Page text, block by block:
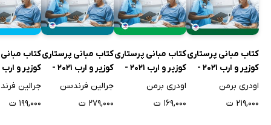
کتاب مبانی پرستاری
کوزیر و ارب 2021 -
جلد اول
اودری برمن
۲۱۹,۰۰۰ ت
کتاب مبانی پرستاری
کوزیر و ارب 2021 -
جلد دوم
اودری برمن
۱۶۹,۰۰۰ ت
کتاب مبانی پرستاری
کوزیر و ارب 2021 -
جلد سوم
جرالین فرندسن
۲۷۹,۰۰۰ ت
کتاب
جلد چهارم
جرالین
۱۹۹,۰۰۰ ت